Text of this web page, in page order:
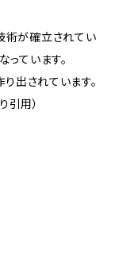
術が確立されてい
ています。
出されています。
引用）